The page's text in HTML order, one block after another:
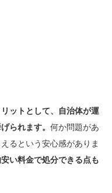
ットとして、自治体が運
られます。 何か問題があ
るという安心感がありま
い料金で処分できる点も